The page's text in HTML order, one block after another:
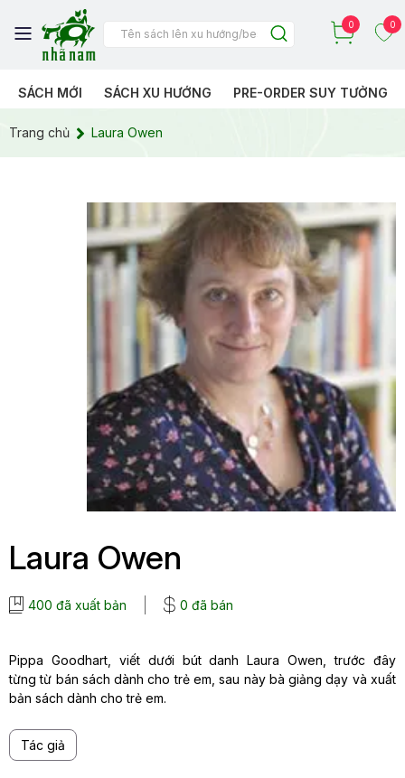
0 0
SÁCH MỚI SÁCH XU HƯỚNG PRE-ORDER SUY TƯỞNG
Trang chủ Laura Owen
Laura Owen
400 đã xuất bản 0 đã bán
Pippa Goodhart, viết dưới bút danh Laura Owen, trước đây
từng từ bán sách dành cho trẻ em, sau này bà giảng dạy và xuất
bản sách dành cho trẻ em.
Tác giả